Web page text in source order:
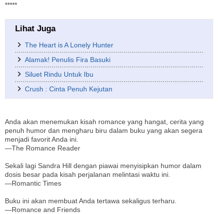
*****
Lihat Juga
The Heart is A Lonely Hunter
Alamak! Penulis Fira Basuki
Siluet Rindu Untuk Ibu
Crush : Cinta Penuh Kejutan
Anda akan menemukan kisah romance yang hangat, cerita yang
penuh humor dan mengharu biru dalam buku yang akan segera
menjadi favorit Anda ini.
—The Romance Reader
Sekali lagi Sandra Hill dengan piawai menyisipkan humor dalam
dosis besar pada kisah perjalanan melintasi waktu ini.
—Romantic Times
Buku ini akan membuat Anda tertawa sekaligus terharu.
—Romance and Friends